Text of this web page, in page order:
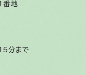
番地
分まで